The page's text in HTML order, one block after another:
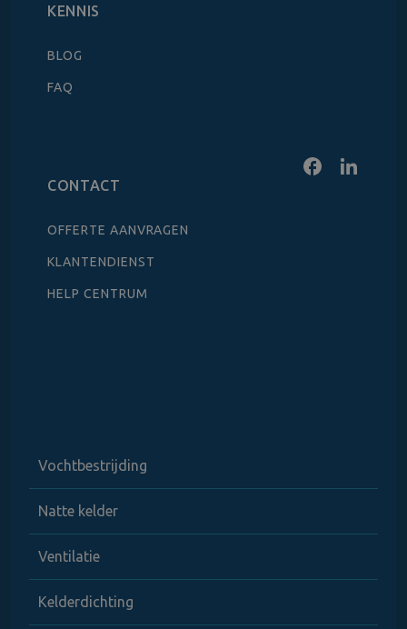
KENNIS
BLOG
FAQ
CONTACT
OFFERTE AANVRAGEN
KLANTENDIENST
HELP CENTRUM
Vochtbestrijding
Natte kelder
Ventilatie
Kelderdichting